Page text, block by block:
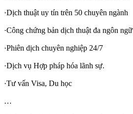
·Dịch thuật uy tín trên 50 chuyên ngành
·Công chứng bản dịch thuật đa ngôn ngữ
·Phiên dịch chuyên nghiệp 24/7
·Dịch vụ Hợp pháp hóa lãnh sự.
·Tư vấn Visa, Du học
…